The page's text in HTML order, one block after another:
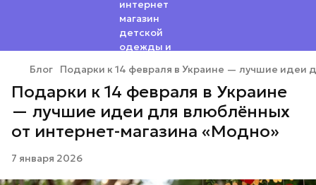
Блог Подарки к 14 февраля в Украине — лучшие идеи
Подарки к 14 февраля в Украине
— лучшие идеи для влюблённых
от интернет-магазина «Модно»
7 января 2026